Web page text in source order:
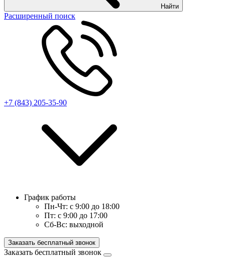
Найти
Расширенный поиск
+7 (843) 205-35-90
График работы
Пн-Чт: с 9:00 до 18:00
Пт: с 9:00 до 17:00
Сб-Вс: выходной
Заказать бесплатный звонок
Заказать бесплатный звонок